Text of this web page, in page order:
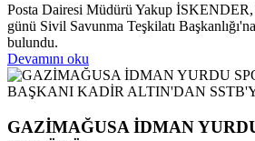
Posta Dairesi Müdürü Yakup İSKENDER,
günü Sivil Savunma Teşkilatı
bulundu.
Devamını oku
GAZİMAĞUSA İDMAN